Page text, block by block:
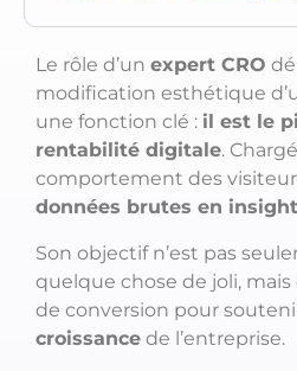
Le rôle d’un expert CRO
modification esthétique
une fonction clé : il est le
rentabilité digitale.
comportement des
données brutes en
Son objectif n’est pas
quelque chose de joli,
de conversion pour
croissance de l’entreprise.